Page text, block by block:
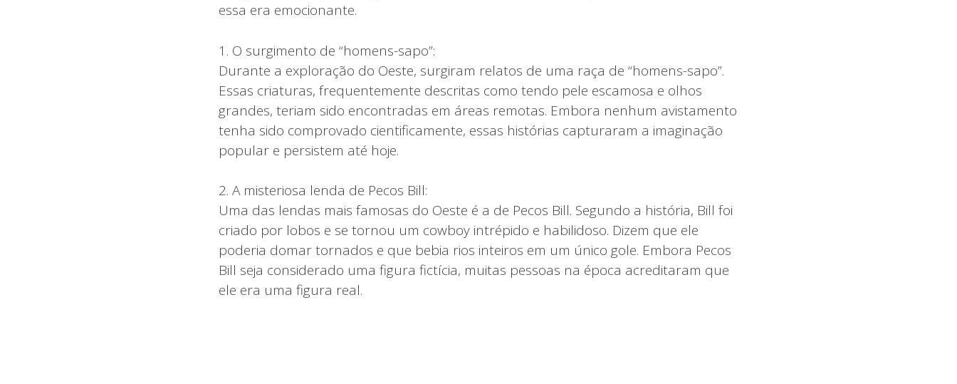
essa era emocionante.
1. O surgimento de “homens-sapo”:
Durante a exploração do Oeste, surgiram relatos de uma raça de “homens-sapo”.
Essas criaturas, frequentemente descritas como tendo pele escamosa e olhos
grandes, teriam sido encontradas em áreas remotas. Embora nenhum avistamento
tenha sido comprovado cientificamente, essas histórias capturaram a imaginação
popular e persistem até hoje.
2. A misteriosa lenda de Pecos Bill:
Uma das lendas mais famosas do Oeste é a de Pecos Bill. Segundo a história, Bill foi
criado por lobos e se tornou um cowboy intrépido e habilidoso. Dizem que ele
poderia domar tornados e que bebia rios inteiros em um único gole. Embora Pecos
Bill seja considerado uma figura fictícia, muitas pessoas na época acreditaram que
ele era uma figura real.